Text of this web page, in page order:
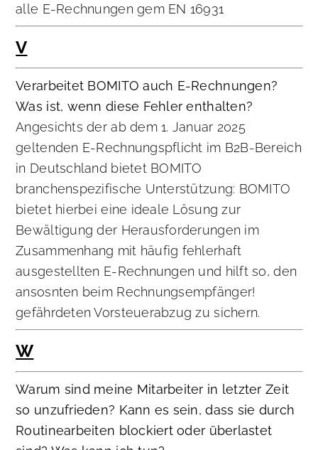
alle E-Rechnungen gem EN 16931
V
Verarbeitet BOMITO auch E-Rechnungen?
Was ist, wenn diese Fehler enthalten?
Angesichts der ab dem 1. Januar 2025
geltenden E-Rechnungspflicht im B2B-Bereich
in Deutschland bietet BOMITO
branchenspezifische Unterstützung: BOMITO
bietet hierbei eine ideale Lösung zur
Bewältigung der Herausforderungen im
Zusammenhang mit häufig fehlerhaft
ausgestellten E-Rechnungen und hilft so, den
ansosnten beim Rechnungsempfänger!
gefährdeten Vorsteuerabzug zu sichern.
W
Warum sind meine Mitarbeiter in letzter Zeit
so unzufrieden? Kann es sein, dass sie durch
Routinearbeiten blockiert oder überlastet